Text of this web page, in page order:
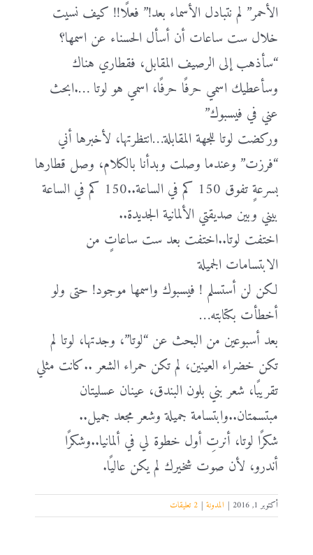
الأحمر” لم نتبادل الأسماء بعد!” فعلًا!! كيف نسيت
خلال ست ساعات أن أسأل الحسناء عن اسمها؟
“سأذهب إلى الرصيف المقابل، فقطاري هناك
وسأعطيك اسمي حرفًا حرفًا، اسمي هو لوتا ….ابحث
عني في فيسبوك”
وركضت لوتا للجهة المقابلة…انتظرتها، لأخبرها أني
“فرزت” وعندما وصلت وبدأنا بالكلام، وصل قطارها
بسرعةٍ تفوق 150 كم في الساعة..150 كم في الساعة
بيني وبين صديقتي الألمانية الجديدة..
اختفت لوتا..اختفت بعد ست ساعاتٍ من
الابتسامات الجميلة
لكن لن أستسلم ! فيسبوك واسمها موجود! حتى ولو
أخطأت بكتابته…
بعد أسبوعين من البحث عن “لوتا”، وجدتها، لوتا لم
تكن خضراء العينين، لم تكن حمراء الشعر ..كانت مثلي
تقريبًا، شعر بني بلون البندق، عينان عسليتان
مبتسمتان..وابتسامة جميلة وشعر مجعد جميل..
شكرًا لوتا، أنرتِ أول خطوة لي في ألمانيا..وشكرًا
أندرو، لأن صوت شخيرك لم يكن عاليًا.
أكتوبر 1, 2016 | المدونة | 2 تعليقات